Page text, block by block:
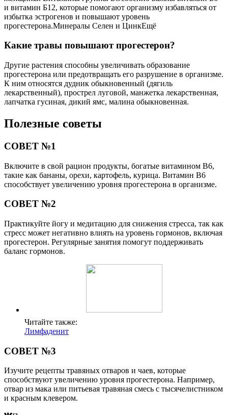
и витамин Б12, которые помогают организму избавляться от
избытка эстрогенов и повышают уровень
прогестерона.Минералы Селен и ЦинкЕщё
Какие травы повышают прогестерон?
Другие растения способны увеличивать образование
прогестерона или предотвращать его разрушение в организме.
К ним относятся дудник обыкновенный (дягиль
лекарственный), прострел луговой, манжетка лекарственная,
лапчатка гусиная, дикий ямс, малина обыкновенная.
Полезные советы
СОВЕТ №1
Включите в свой рацион продукты, богатые витамином В6,
такие как бананы, орехи, картофель, курица. Витамин В6
способствует увеличению уровня прогестерона в организме.
СОВЕТ №2
Практикуйте йогу и медитацию для снижения стресса, так как
стресс может негативно влиять на уровень гормонов, включая
прогестерон. Регулярные занятия помогут поддерживать
баланс гормонов.
Читайте также:
Лимфаденит
СОВЕТ №3
Изучите рецепты травяных отваров и чаев, которые
способствуют увеличению уровня прогестерона. Например,
отвар из мака или питьевая травяная смесь с тысячелистником
и красным клевером.